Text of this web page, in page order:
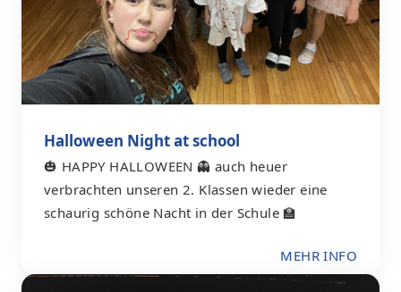
Halloween Night at school
🎃 HAPPY HALLOWEEN 👻 auch heuer
verbrachten unseren 2. Klassen wieder eine
schaurig schöne Nacht in der Schule 🏫
MEHR INFO